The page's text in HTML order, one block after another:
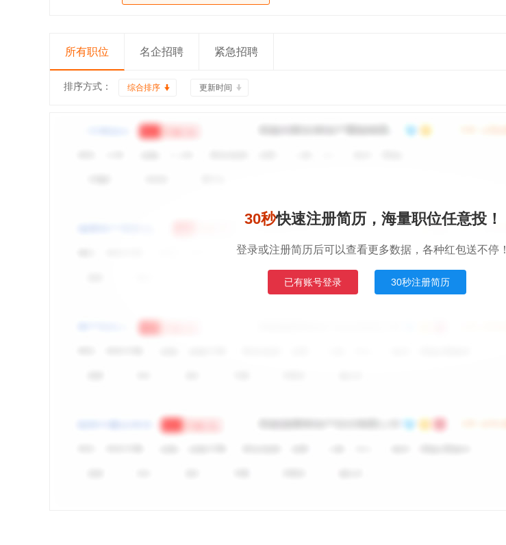
所有职位 名企招聘 紧急招聘
排序方式： 综合排序 更新时间
30秒快速注册简历，海量职位任意投！
登录或注册简历后可以查看更多数据，各种红包送不停！
已有账号登录 30秒注册简历